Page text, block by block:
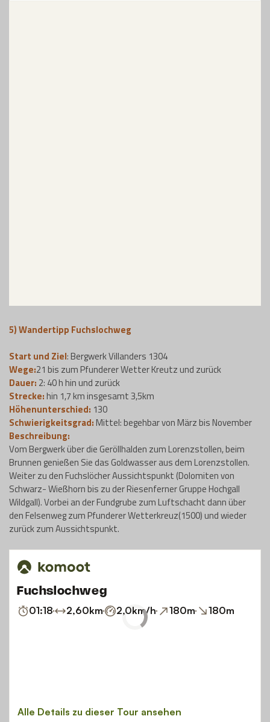
5) Wandertipp Fuchslochweg
Start und Ziel: Bergwerk Villanders 1304
Wege:21 bis zum Pfunderer Wetter Kreutz und zurück
Dauer: 2: 40 h hin und zurück
Strecke:hin 1,7 km insgesamt 3,5km
Höhenunterschied: 130
Schwierigkeitsgrad:Mittel: begehbar von März bis November
Beschreibung:
Vom Bergwerk über die Geröllhalden zum Lorenzstollen, beim
Brunnen genießen Sie das Goldwasser aus dem Lorenzstollen.
Weiter zu den Fuchslöcher Aussichtspunkt (Dolomiten von
Schwarz- Wießhorn bis zu der Riesenferner Gruppe Hochgall
Wildgall). Vorbei an der Fundgrube zum Luftschacht dann über
den Felsenweg zum Pfunderer Wetterkreuz(1500) und wieder
zurück zum Aussichtspunkt.